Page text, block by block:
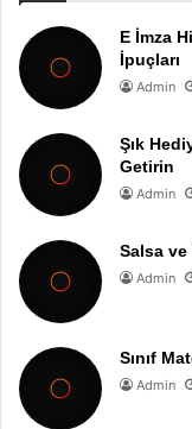
E İmza
İpuçları
Admin
Şık
Getirin
Admin
Salsa
Admin
Sınıf
Admin